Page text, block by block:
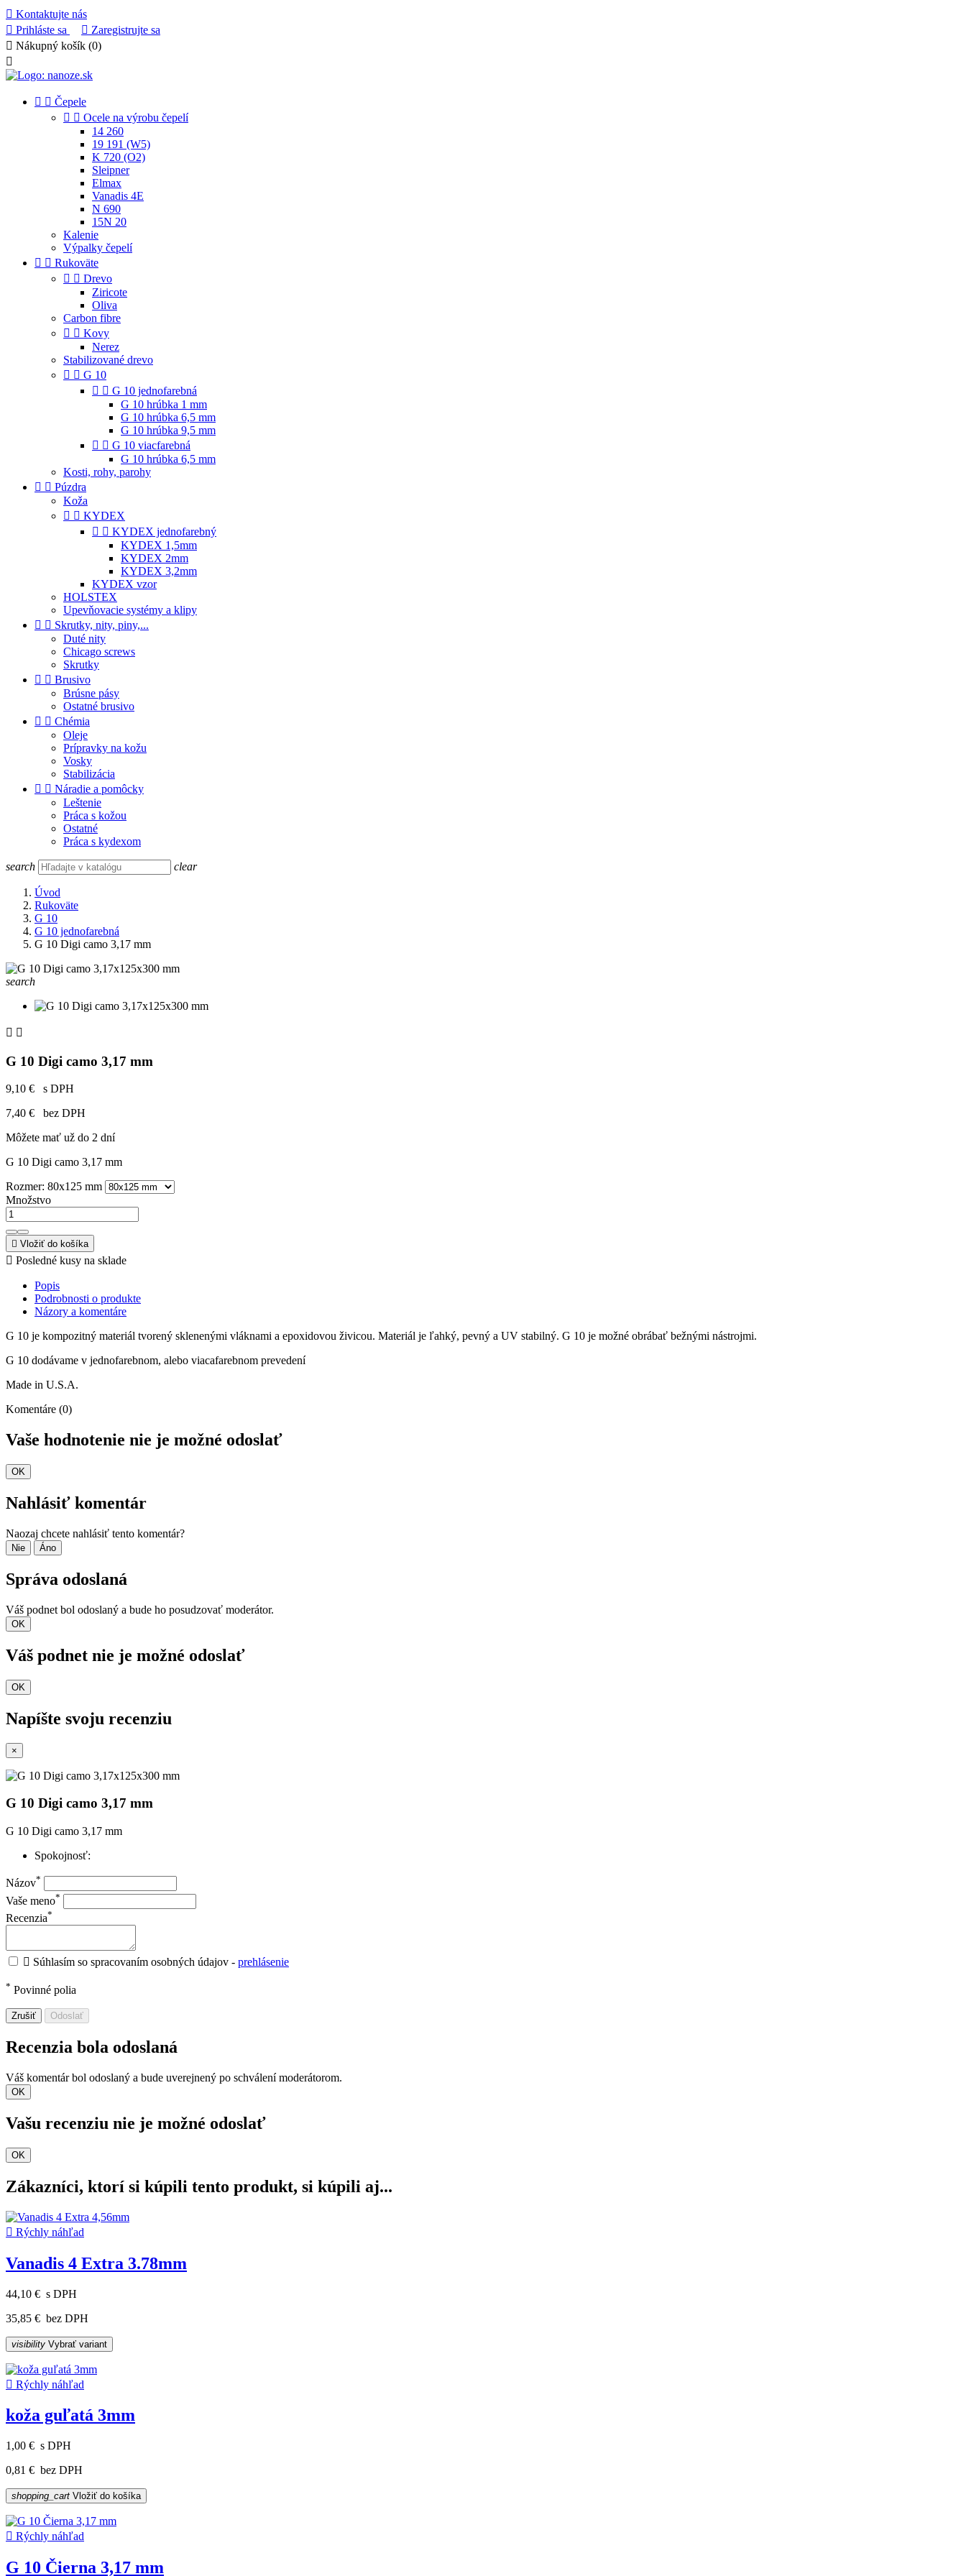
 Kontaktujte nás
 Prihláste sa  Zaregistrujte sa
 Nákupný košík (0)

  Čepele
  Ocele na výrobu čepelí
14 260
19 191 (W5)
K 720 (O2)
Sleipner
Elmax
Vanadis 4E
N 690
15N 20
Kalenie
Výpalky čepelí
  Rukoväte
  Drevo
Ziricote
Oliva
Carbon fibre
  Kovy
Nerez
Stabilizované drevo
  G 10
  G 10 jednofarebná
G 10 hrúbka 1 mm
G 10 hrúbka 6,5 mm
G 10 hrúbka 9,5 mm
  G 10 viacfarebná
G 10 hrúbka 6,5 mm
Kosti, rohy, parohy
  Púzdra
Koža
  KYDEX
  KYDEX jednofarebný
KYDEX 1,5mm
KYDEX 2mm
KYDEX 3,2mm
KYDEX vzor
HOLSTEX
Upevňovacie systémy a klipy
  Skrutky, nity, piny,...
Duté nity
Chicago screws
Skrutky
  Brusivo
Brúsne pásy
Ostatné brusivo
  Chémia
Oleje
Prípravky na kožu
Vosky
Stabilizácia
  Náradie a pomôcky
Leštenie
Práca s kožou
Ostatné
Práca s kydexom
search clear
Úvod
Rukoväte
G 10
G 10 jednofarebná
G 10 Digi camo 3,17 mm
search
 
G 10 Digi camo 3,17 mm
9,10 €
s DPH
7,40 €
bez DPH
Môžete mať už do 2 dní
G 10 Digi camo 3,17 mm
Rozmer: 80x125 mm
Množstvo
 Vložiť do košíka
 Posledné kusy na sklade
Popis
Podrobnosti o produkte
Názory a komentáre
G 10 je kompozitný materiál tvorený sklenenými vláknami a epoxidovou živicou. Materiál je ľahký, pevný a UV stabilný. G 10 je možné obrábať bežnými nástrojmi.
G 10 dodávame v jednofarebnom, alebo viacafarebnom prevedení
Made in U.S.A.
Komentáre (0)
Vaše hodnotenie nie je možné odoslať
OK
Nahlásiť komentár
Naozaj chcete nahlásiť tento komentár?
Nie Áno
Správa odoslaná
Váš podnet bol odoslaný a bude ho posudzovať moderátor.
OK
Váš podnet nie je možné odoslať
OK
Napíšte svoju recenziu
×
G 10 Digi camo 3,17 mm
G 10 Digi camo 3,17 mm
Spokojnosť:
Názov*
Vaše meno*
Recenzia*
 Súhlasím so spracovaním osobných údajov - prehlásenie
* Povinné polia
Zrušiť Odoslať
Recenzia bola odoslaná
Váš komentár bol odoslaný a bude uverejnený po schválení moderátorom.
OK
Vašu recenziu nie je možné odoslať
OK
Zákazníci, ktorí si kúpili tento produkt, si kúpili aj...
 Rýchly náhľad
Vanadis 4 Extra 3.78mm
44,10 € s DPH
35,85 € bez DPH
visibility Vybrať variant
 Rýchly náhľad
koža guľatá 3mm
1,00 € s DPH
0,81 € bez DPH
shopping_cart Vložiť do košíka
 Rýchly náhľad
G 10 Čierna 3,17 mm